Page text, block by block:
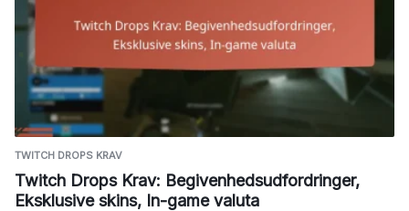
TWITCH DROPS KRAV
Twitch Drops Krav: Begivenhedsudfordringer,
Eksklusive skins, In-game valuta